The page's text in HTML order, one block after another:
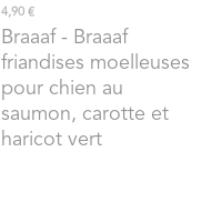
4,90 €
Braaaf- Braaaf
friandises moelleuses
pour chien au
saumon, carotte et
haricot vert